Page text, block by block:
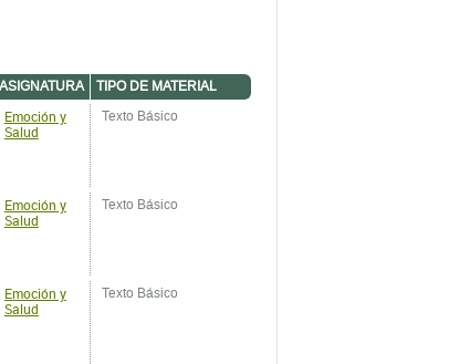
Salud
Texto Básico
Salud
Texto Básico
Salud
Texto Básico